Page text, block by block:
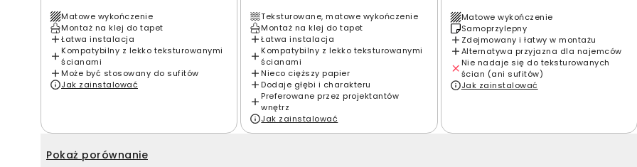
Matowe wykończenie
Montaż na klej do tapet
Łatwa instalacja
Kompatybilny z lekko teksturowanymi
ścianami
Może być stosowany do sufitów
Jak zainstalować
Teksturowane, matowe wykończenie
Montaż na klej do tapet
Łatwa instalacja
Kompatybilny z lekko teksturowanymi
ścianami
Nieco cięższy papier
Dodaje głębi i charakteru
Preferowane przez projektantów
wnętrz
Jak zainstalować
Matowe wykończenie
Samoprzylepny
Zdejmowany i łatwy w montażu
Alternatywa przyjazna dla najemców
Nie nadaje się do teksturowanych
ścian (ani sufitów)
Jak zainstalować
Pokaż porównanie